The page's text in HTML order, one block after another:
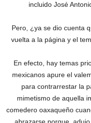
incluido José
Pero, ¿ya se dio cuenta
vuelta a la página y el
En efecto, hay temas
mexicanos apure el
para contrarrestar la
mimetismo de aquella
comedero oaxaqueño